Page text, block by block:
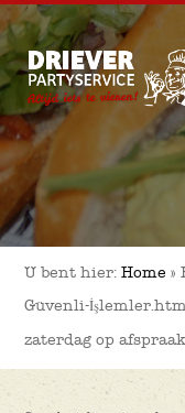
U bent hier:Home »
Güvenli-
zaterdag op